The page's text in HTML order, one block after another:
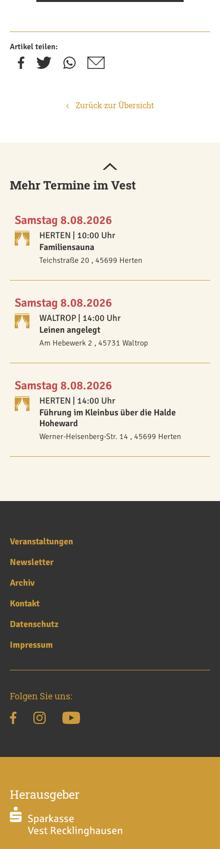
Artikel teilen:
Zurück zur Übersicht
Mehr Termine im Vest
Samstag 8.08.2026
HERTEN | 10:00 Uhr
Familiensauna
Teichstraße 20 , 45699 Herten
Samstag 8.08.2026
WALTROP | 14:00 Uhr
Leinen angelegt
Am Hebewerk 2 , 45731 Waltrop
Samstag 8.08.2026
HERTEN | 14:00 Uhr
Führung im Kleinbus über die Halde
Hoheward
Werner-Heisenberg-Str. 14 , 45699 Herten
Veranstaltungen
Newsletter
Archiv
Kontakt
Datenschutz
Impressum
Folgen Sie uns:
Herausgeber